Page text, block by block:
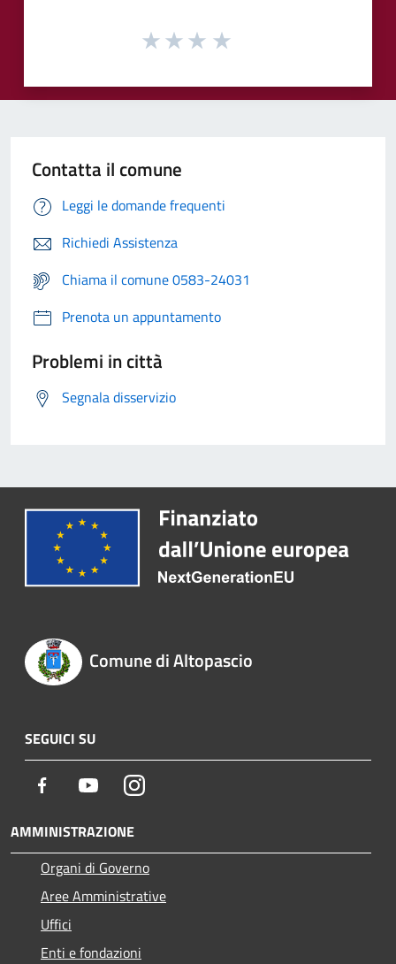
Contatta il comune
Leggi le domande frequenti
Richiedi Assistenza
Chiama il comune 0583-24031
Prenota un appuntamento
Problemi in città
Segnala disservizio
Comune di Altopascio
SEGUICI SU
Facebook YoutubeInstagram
AMMINISTRAZIONE
Organi di Governo
Aree Amministrative
Uffici
Enti e fondazioni